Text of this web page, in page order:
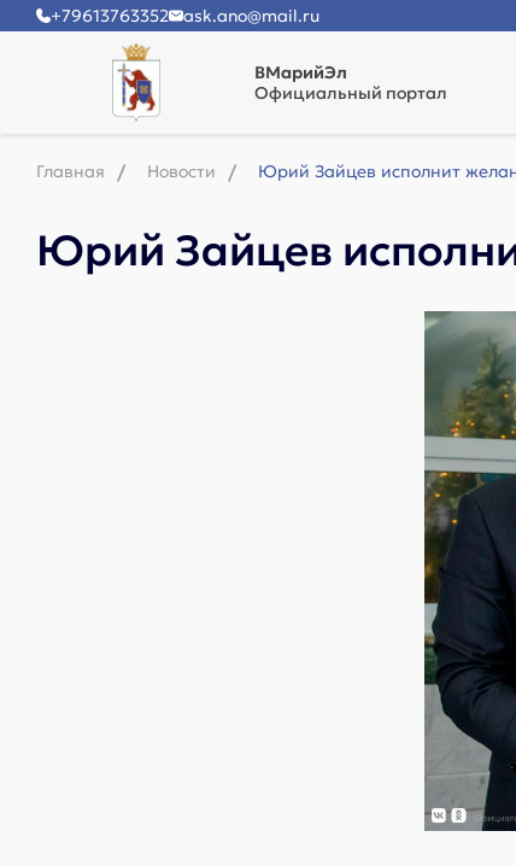
+79613763352 ask.ano@mail.ru
ВМарийЭл
Официальный портал
Главная Новости Юрий Зайцев исполнит
Юрий Зайцев